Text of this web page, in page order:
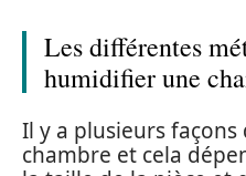
Les différentes
humidifier une
Il y a plusieurs façons
chambre et cela